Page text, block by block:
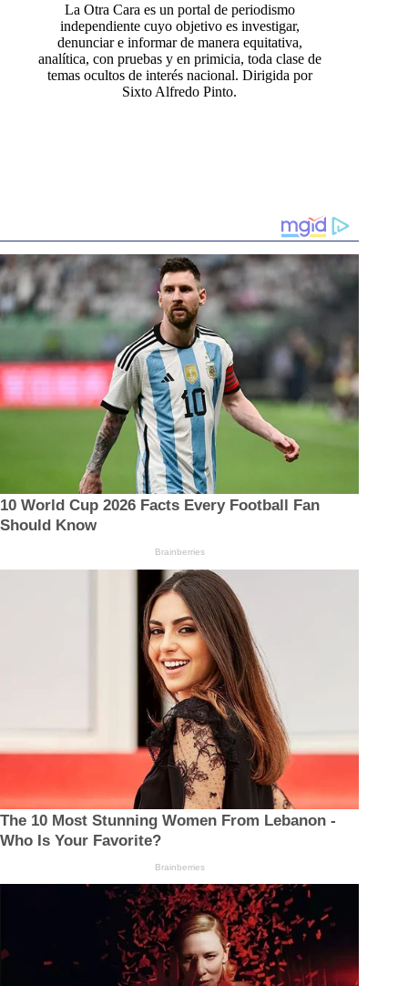
La Otra Cara es un portal de periodismo
independiente cuyo objetivo es investigar,
denunciar e informar de manera equitativa,
analítica, con pruebas y en primicia, toda clase de
temas ocultos de interés nacional. Dirigida por
Sixto Alfredo Pinto.